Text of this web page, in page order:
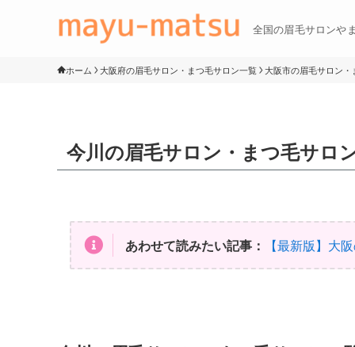
全国の眉毛サロンや
ホーム 大阪府の眉毛サロン・まつ毛サロン一覧 大阪市の眉毛サロン
今川の眉毛サロン・まつ毛サロ
あわせて読みたい記事： 【最新版】大